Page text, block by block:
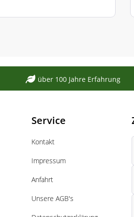
über 100 Jahre Erfahrung
Service
Kontakt
Impressum
Anfahrt
Unsere AGB's